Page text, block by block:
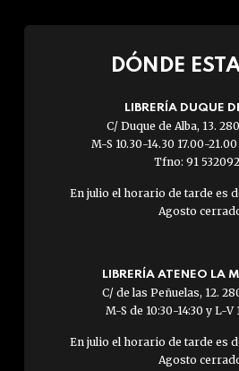
DÓNDE
LIBRERÍA DUQUE
C/ Duque de Alba, 13.
M-S 10.30-14.30 17.00-
Tfno: 91
En julio el horario de tarde es
Agosto
LIBRERÍA ATENEO LA
C/ de las Peñuelas, 12.
M-S de 10:30-14:30 y L-V
En julio el horario de tarde es
Agosto